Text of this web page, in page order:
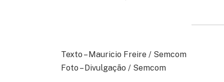
Texto – Mauricio Freire / Semcom
Foto – Divulgação / Semcom